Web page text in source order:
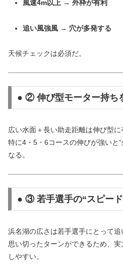
風速4m以上 → 外枠が有利
追い風強風 → 穴が多発する
天候チェックは必須だ。
● ② 伸び型モーター持ち
広い水面＋長い助走距離は伸び型に
特に4・5・6コースの伸びが強いと
なる。
● ③ 若手選手の“スピード
浜名湖の広さは若手選手にとって追
思い切ったターンができるため、
しやすい。